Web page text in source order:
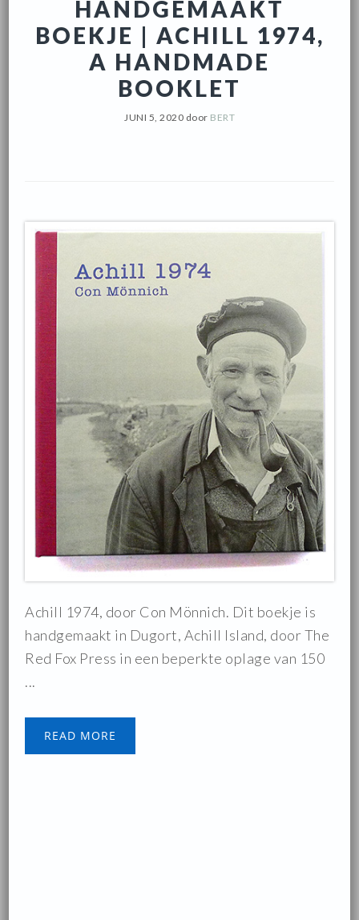
HANDGEMAAKT
BOEKJE | ACHILL 1974,
A HANDMADE
BOOKLET
JUNI 5, 2020 door BERT
Achill 1974, door Con Mönnich. Dit boekje is
handgemaakt in Dugort, Achill Island, door The
Red Fox Press in een beperkte oplage van 150
...
READ MORE